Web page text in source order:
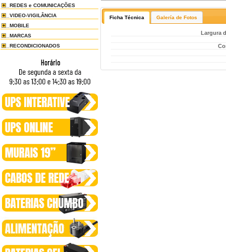
REDES e COMUNICAÇÕES
VIDEO-VIGILÂNCIA
MOBILE
MARCAS
RECONDICIONADOS
Ficha Técnica Galería de Fotos
Largura